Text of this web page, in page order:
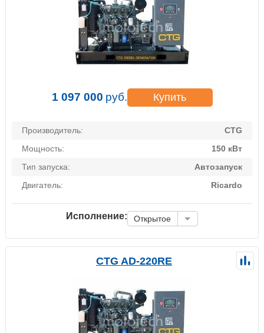
1 097 000 руб. Купить
Производитель:
CTG
Мощность:
150 кВт
Тип запуска:
Автозапуск
Двигатель:
Ricardo
Исполнение: Открытое
CTG AD-220RE